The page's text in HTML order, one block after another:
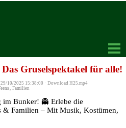
Gruselspektakel für alle!
29/10/2025 15:38:00 · Download H25.mp4
, Familien
im Bunker! 👻 Erlebe die
& Familien – Mit Musik, Kostümen,